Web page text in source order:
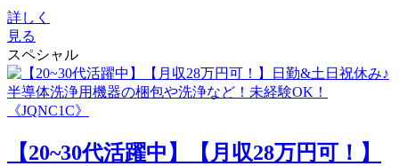
詳しく
見る
スペシャル
【20~30代活躍中】【月収28万円可！】